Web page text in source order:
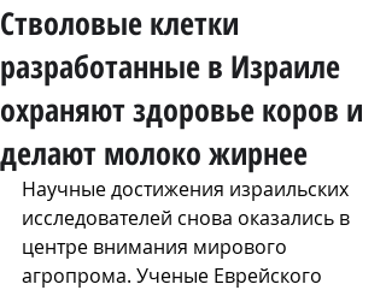
Стволовые клетки
разработанные в Израиле
охраняют здоровье коров и
делают молоко жирнее
Научные достижения израильских
исследователей снова оказались в
центре внимания мирового
агропрома. Ученые Еврейского